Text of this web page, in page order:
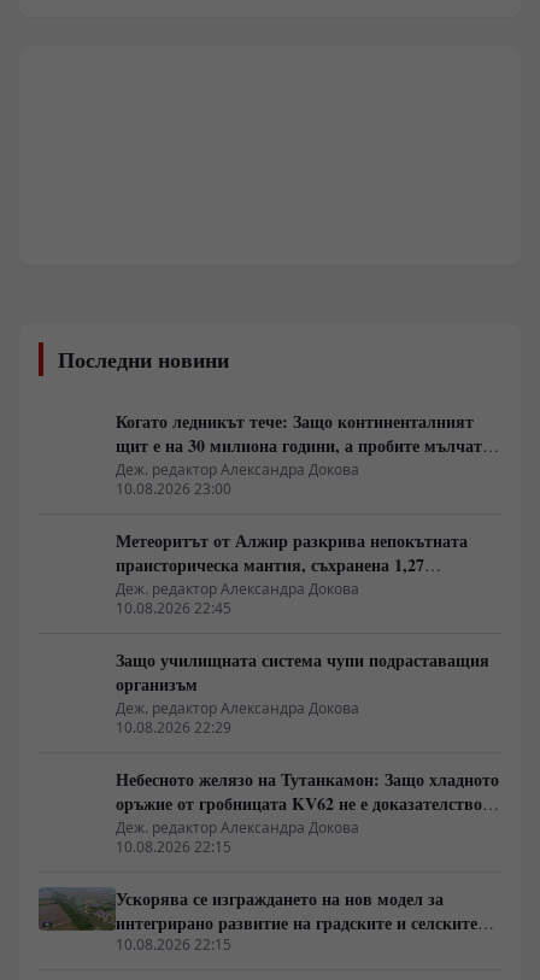
Последни новини
Когато ледникът тече: Защо континенталният
щит е на 30 милиона години, а пробите мълчат
за тях
Деж. редактор Александра Докова
10.08.2026 23:00
Метеоритът от Алжир разкрива непокътната
праисторическа мантия, съхранена 1,27
милиарда години
Деж. редактор Александра Докова
10.08.2026 22:45
Защо училищната система чупи подраставащия
организъм
Деж. редактор Александра Докова
10.08.2026 22:29
Небесното желязо на Тутанкамон: Защо хладното
оръжие от гробницата KV62 не е доказателство
за извънземна цивилизация
Деж. редактор Александра Докова
10.08.2026 22:15
Ускорява се изграждането на нов модел за
интегрирано развитие на градските и селските
райони в Китай
10.08.2026 22:15